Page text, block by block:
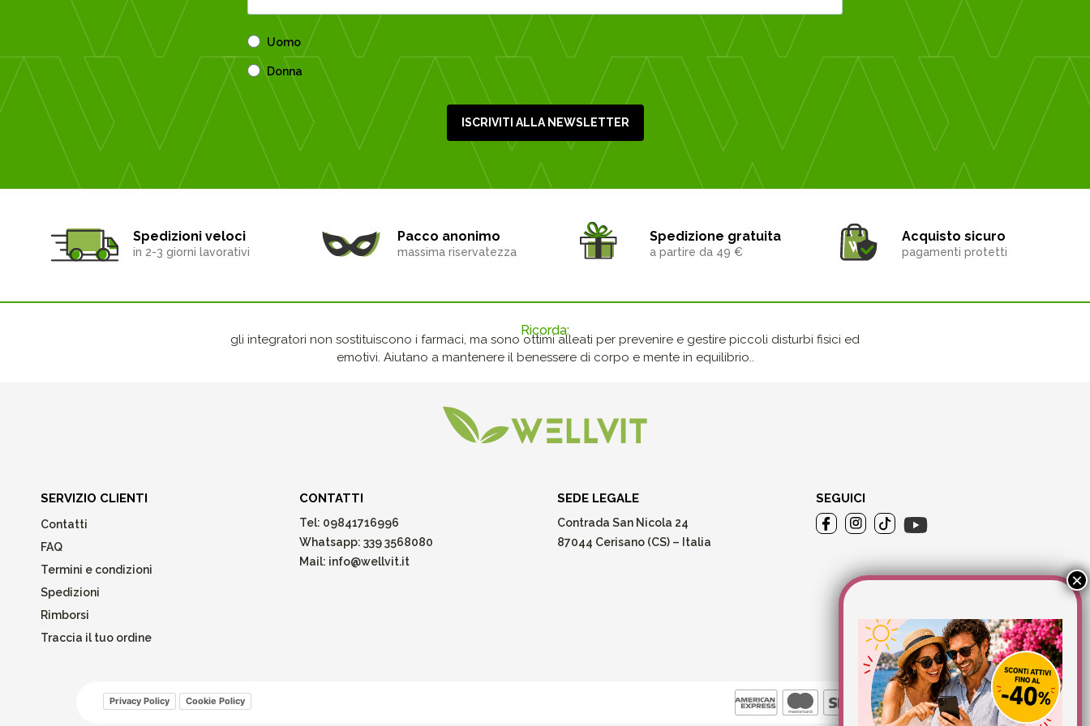
Uomo
Donna
ISCRIVITI ALLA NEWSLETTER
Spedizioni veloci
in 2-3 giorni lavorativi
Pacco anonimo
massima riservatezza
Spedizione gratuita
a partire da 49 €
Acquisto sicuro
pagamenti protetti
Ricorda:
gli integratori non sostituiscono i farmaci, ma sono ottimi alleati per prevenire e gestire piccoli disturbi fisici ed
emotivi. Aiutano a mantenere il benessere di corpo e mente in equilibrio..
SERVIZIO CLIENTI
Contatti
FAQ
Termini e condizioni
Spedizioni
Rimborsi
Traccia il tuo ordine
CONTATTI
Tel: 09841716996
Whatsapp: 339 3568080
Mail: info@wellvit.it
SEDE LEGALE
Contrada San Nicola 24
87044 Cerisano (CS) – Italia
SEGUICI
Privacy Policy Cookie Policy